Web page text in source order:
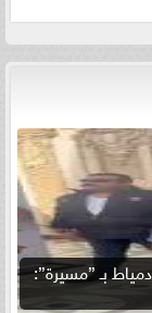
بـ ”مسيرة”: